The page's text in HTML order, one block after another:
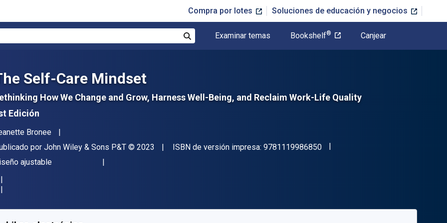
Compra por lotes Soluciones de educación y negocios
Examinar temas Bookshelf® Canjear
Self-Care Mindset
How We Change and Grow, Harness Well-Being, and Reclaim Work-Life Quality
Edición
Bronee
por John Wiley & Sons P&T Copyright
© 2023 ISBN de versión impresa: 9781119986850"ISBN-13 9781119986850"
ajustable